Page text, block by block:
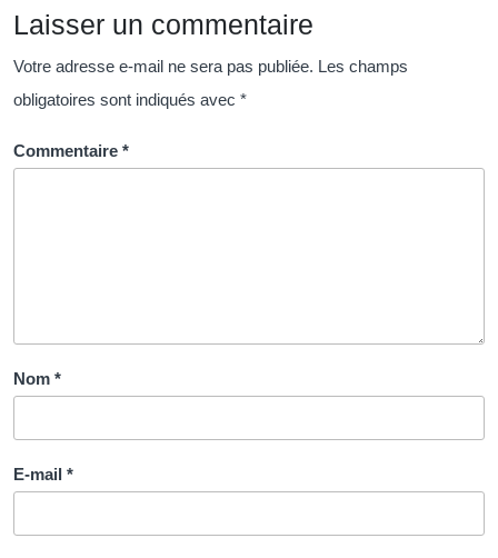
Laisser un commentaire
Votre adresse e-mail ne sera pas publiée. Les champs
obligatoires sont indiqués avec *
Commentaire *
Nom *
E-mail *